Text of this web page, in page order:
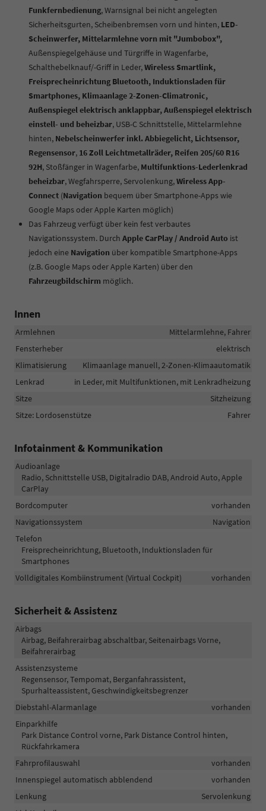
Funkfernbedienung, Warnsignal bei nicht angelegten
Sicherheitsgurten, Scheibenbremsen vorn und hinten, LED-
Scheinwerfer, Mittelarmlehne vorn mit "Jumbobox",
Außenspiegelgehäuse und Türgriffe in Wagenfarbe,
Schalthebelknauf/-Griff in Leder,Wireless Smartlink,
Freisprecheinrichtung Bluetooth, Induktionsladen für
Smartphones, Klimaanlage 2-Zonen-Climatronic,
Außenspiegel elektrisch anklappbar, Außenspiegel elektrisch
einstell- und beheizbar, USB-C Schnittstelle, Mittelarmlehne
hinten, Nebelscheinwerfer inkl. Abbiegelicht, Lichtsensor,
Regensensor, 16 Zoll Leichtmetallräder, Reifen 205/60 R16
92H, Stoßfänger in Wagenfarbe, Multifunktions-Lederlenkrad
beheizbar, Wegfahrsperre, Servolenkung,Wireless App-
Connect (Navigation bequem über Smartphone-Apps wie
Google Maps oder Apple Karten möglich)
Das Fahrzeug verfügt über kein fest verbautes
Navigationssystem. Durch Apple CarPlay / Android Auto ist
jedoch eine Navigation über kompatible Smartphone-Apps
(z.B. Google Maps oder Apple Karten) über den
Fahrzeugbildschirm möglich.
Innen
Armlehnen
Mittelarmlehne, Fahrer
Fensterheber
elektrisch
Klimatisierung
Klimaanlage manuell, 2-Zonen-Klimaautomatik
Lenkrad
in Leder, mit Multifunktionen, mit Lenkradheizung
Sitze
Sitzheizung
Sitze: Lordosenstütze
Fahrer
Infotainment & Kommunikation
Audioanlage
Radio, Schnittstelle USB, Digitalradio DAB, Android Auto, Apple
CarPlay
Bordcomputer
vorhanden
Navigationssystem
Navigation
Telefon
Freisprecheinrichtung, Bluetooth, Induktionsladen für
Smartphones
Volldigitales Kombiinstrument (Virtual Cockpit)
vorhanden
Sicherheit & Assistenz
Airbags
Airbag, Beifahrerairbag abschaltbar, Seitenairbags Vorne,
Beifahrerairbag
Assistenzsysteme
Regensensor, Tempomat, Berganfahrassistent,
Spurhalteassistent, Geschwindigkeitsbegrenzer
Diebstahl-Alarmanlage
vorhanden
Einparkhilfe
Park Distance Control vorne, Park Distance Control hinten,
Rückfahrkamera
Fahrprofilauswahl
vorhanden
Innenspiegel automatisch abblendend
vorhanden
Lenkung
Servolenkung